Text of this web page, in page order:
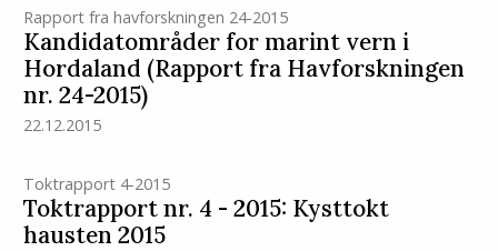
Rapport fra havforskningen 24-2015
Kandidatområder for marint vern i
Hordaland (Rapport fra Havforskningen
nr. 24-2015)
22.12.2015
Toktrapport 4-2015
Toktrapport nr. 4 - 2015: Kysttokt
hausten 2015